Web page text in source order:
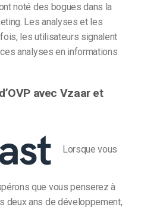
noté des bogues dans la
Les analyses et les
les utilisateurs signalent
analyses en informations
avec Vzaar et
Lorsque vous
que vous penserez à
deux ans de développement,